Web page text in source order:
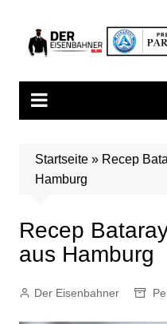
springen
Startseite» Recep
Hamburg
Recep
aus Hamburg
Der Eisenbahner